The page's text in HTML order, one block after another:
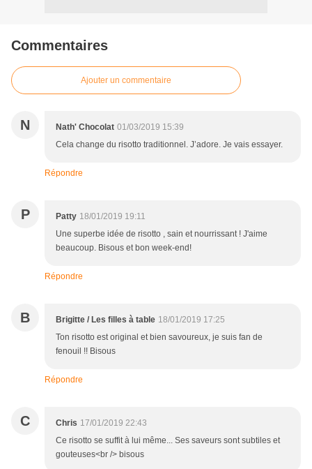
Commentaires
Ajouter un commentaire
N Nath' Chocolat 01/03/2019 15:39
Cela change du risotto traditionnel. J’adore. Je vais essayer.
Répondre
P Patty 18/01/2019 19:11
Une superbe idée de risotto , sain et nourrissant ! J'aime
beaucoup. Bisous et bon week-end!
Répondre
B Brigitte / Les filles à table 18/01/2019 17:25
Ton risotto est original et bien savoureux, je suis fan de
fenouil !! Bisous
Répondre
C Chris 17/01/2019 22:43
Ce risotto se suffit à lui même... Ses saveurs sont subtiles et
gouteuses<br /> bisous